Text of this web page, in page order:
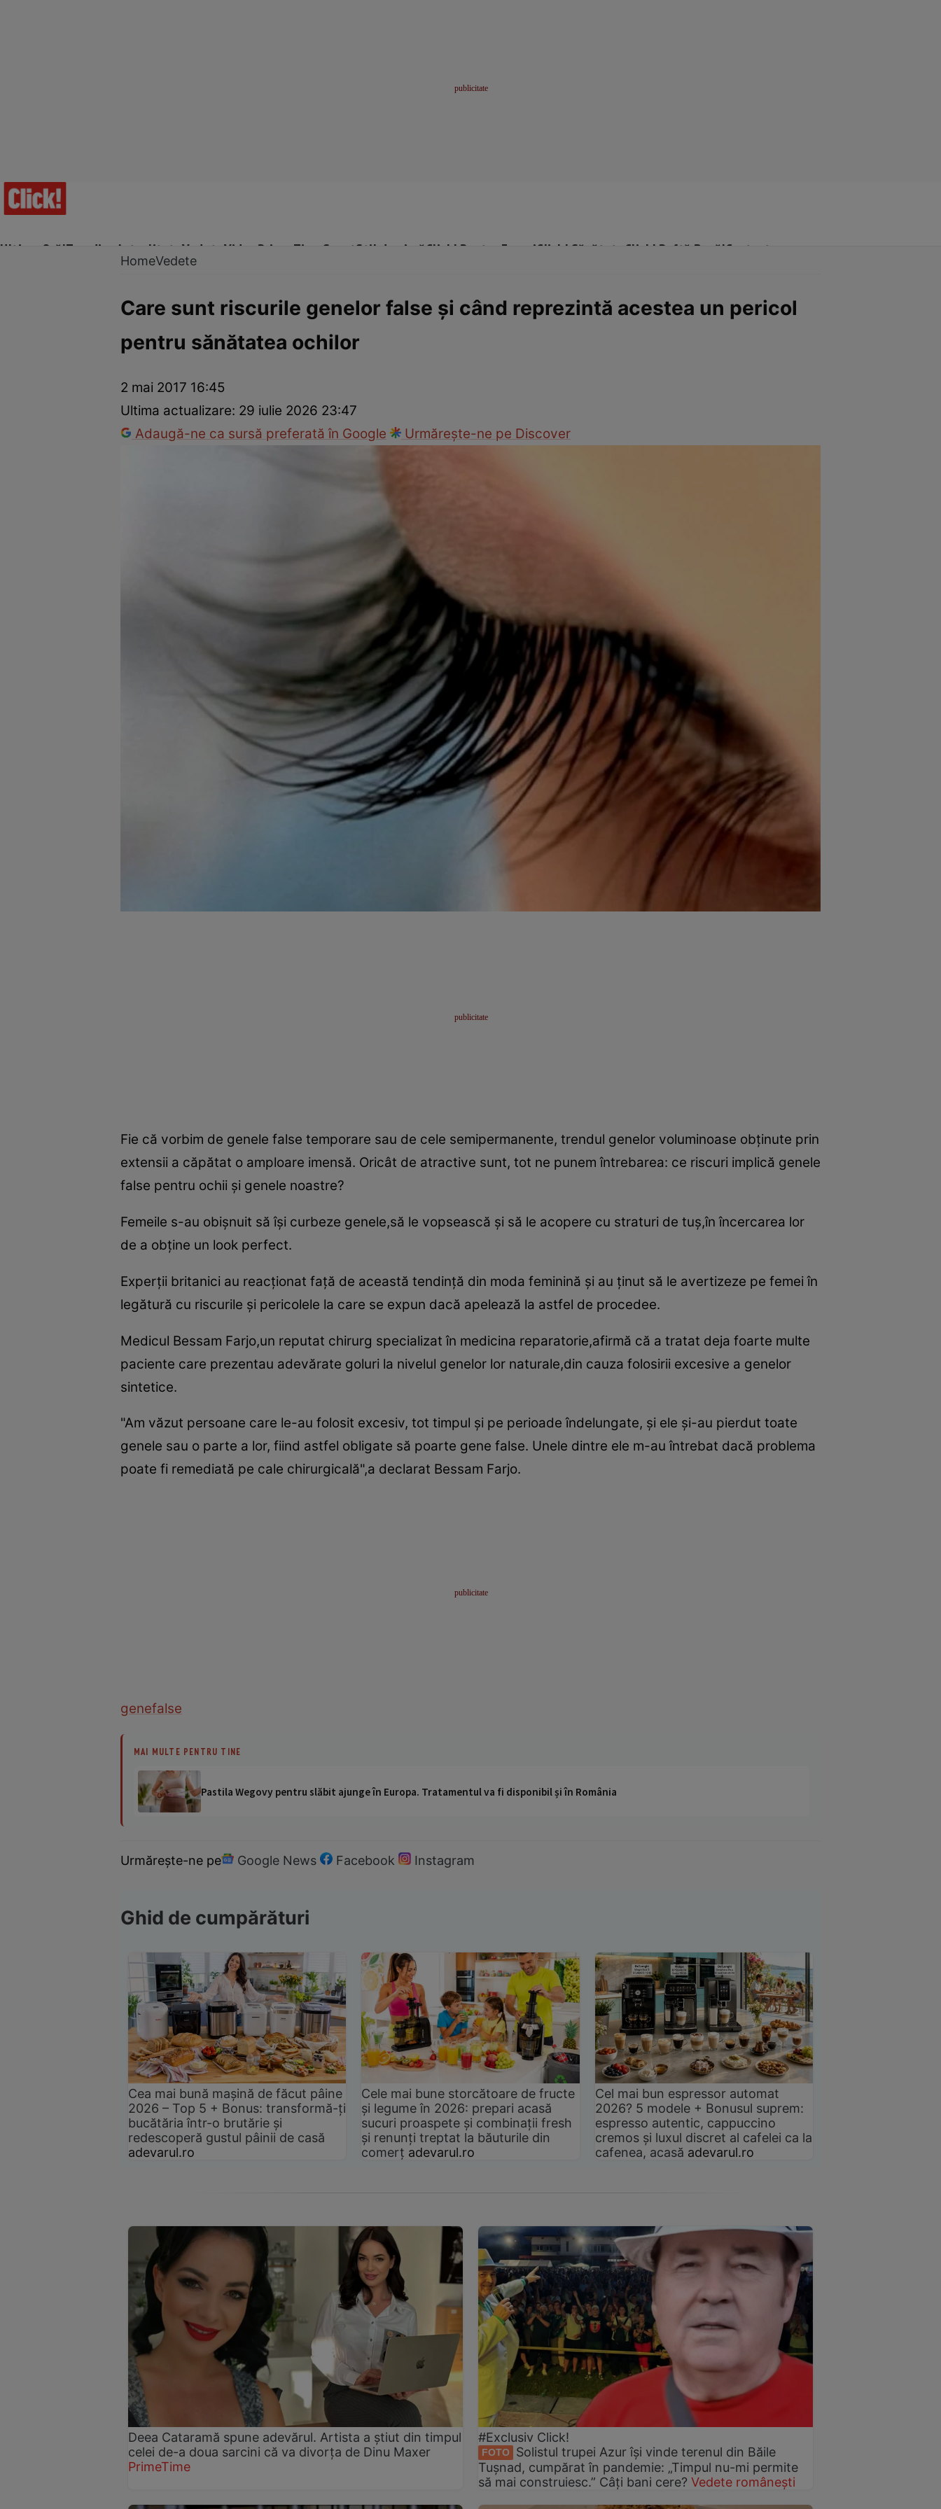
Ultima Oră!Trending Actualitate Vedete Video Prime Time SportStil de viațăClick! Pentru FemeiClick! Sănătate Click! Poftă Bună!Contact
Vedete internaționaleVedete româneștiInterviurile Click!Paparazzii Click!
HomeVedete
Care sunt riscurile genelor false şi când reprezintă acestea un pericol
pentru sănătatea ochilor
2 mai 2017 16:45
Ultima actualizare: 29 iulie 2026 23:47
Adaugă-ne ca sursă preferată în Google
Urmărește-ne pe Discover
Fie că vorbim de genele false temporare sau de cele semipermanente, trendul genelor voluminoase obţinute prin
extensii a căpătat o amploare imensă. Oricât de atractive sunt, tot ne punem întrebarea: ce riscuri implică genele
false pentru ochii şi genele noastre?
Femeile s-au obişnuit să îşi curbeze genele,să le vopsească şi să le acopere cu straturi de tuş,în încercarea lor
de a obţine un look perfect.
Experţii britanici au reacţionat faţă de această tendinţă din moda feminină şi au ţinut să le avertizeze pe femei în
legătură cu riscurile şi pericolele la care se expun dacă apelează la astfel de procedee.
Medicul Bessam Farjo,un reputat chirurg specializat în medicina reparatorie,afirmă că a tratat deja foarte multe
paciente care prezentau adevărate goluri la nivelul genelor lor naturale,din cauza folosirii excesive a genelor
sintetice.
"Am văzut persoane care le-au folosit excesiv, tot timpul şi pe perioade îndelungate, şi ele şi-au pierdut toate
genele sau o parte a lor, fiind astfel obligate să poarte gene false. Unele dintre ele m-au întrebat dacă problema
poate fi remediată pe cale chirurgicală",a declarat Bessam Farjo.
genefalse
MAI MULTE PENTRU TINE
Pastila Wegovy pentru slăbit ajunge în Europa. Tratamentul va fi disponibil și în România
Urmărește-ne pe Google News Facebook Instagram
Ghid de cumpărături
Cea mai bună mașină de făcut pâine
2026 – Top 5 + Bonus: transformă-ți
bucătăria într-o brutărie și
redescoperă gustul pâinii de casă
adevarul.ro
Cele mai bune storcătoare de fructe
și legume în 2026: prepari acasă
sucuri proaspete și combinații fresh
și renunți treptat la băuturile din
comerț adevarul.ro
Cel mai bun espressor automat
2026? 5 modele + Bonusul suprem:
espresso autentic, cappuccino
cremos și luxul discret al cafelei ca la
cafenea, acasă adevarul.ro
Deea Cataramă spune adevărul. Artista a știut din timpul
celei de-a doua sarcini că va divorța de Dinu Maxer
PrimeTime
#Exclusiv Click!
FOTO
Solistul trupei Azur își vinde terenul din Băile
Tușnad, cumpărat în pandemie: „Timpul nu-mi permite
să mai construiesc.” Câți bani cere? Vedete românești